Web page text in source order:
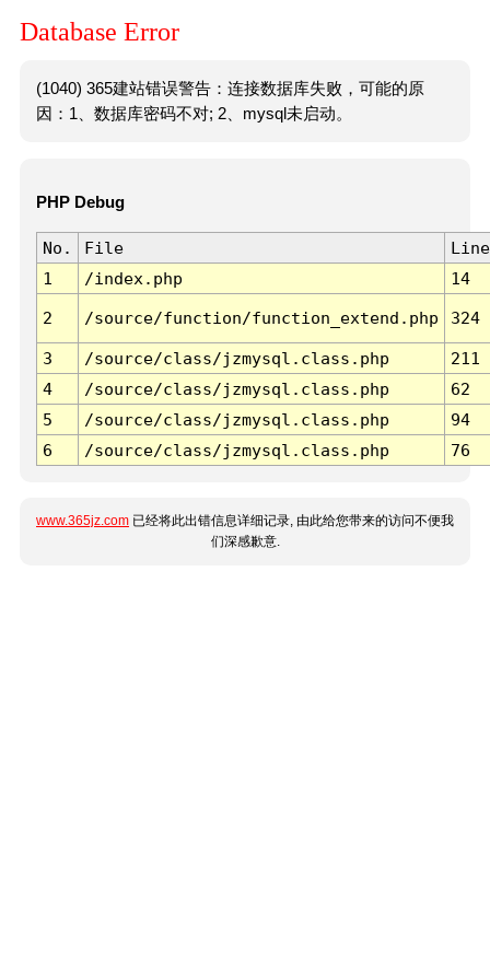
Database Error
(1040) 365建站错误警告：连接数据库失败，可能的原
因：1、数据库密码不对; 2、mysql未启动。
PHP Debug
No. File
Line
1
/index.php 14
2 /source/function/function_extend.php 324
3 /source/class/jzmysql.class.php
211
4
/source/class/jzmysql.class.php
62
5
/source/class/jzmysql.class.php
94
6
/source/class/jzmysql.class.php 76
www.365jz.com 已经将此出错信息详细记录, 由此给您带来的访问不便我
们深感歉意.